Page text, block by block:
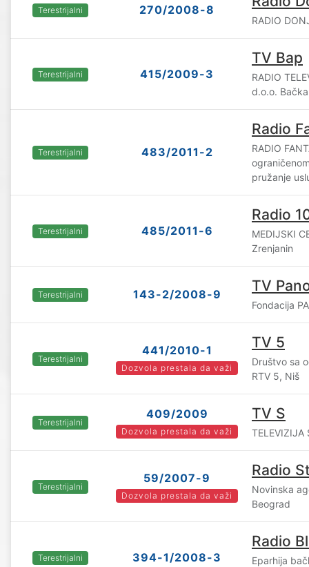
Terestrijalni 270/2008-8
RADIO
Terestrijalni 415/2009-3
TV Bap
RADIO
d.o.o.
Terestrijalni 483/2011-2
Radio
RADIO
pružanje
Terestrijalni 485/2011-6
Radio
MEDIJSKI
Zrenjanin
Terestrijalni 143-2/2008-9 TV
Fondacija
Terestrijalni
441/2010-1
Dozvola prestala da važi
TV 5
Društvo sa
RTV 5, Niš
Terestrijalni
409/2009
Dozvola prestala da važi
TV S
Terestrijalni
59/2007-9
Dozvola prestala da važi
Radio
Novinska
Beograd
Terestrijalni 394-1/2008-3
Radio
Eparhija